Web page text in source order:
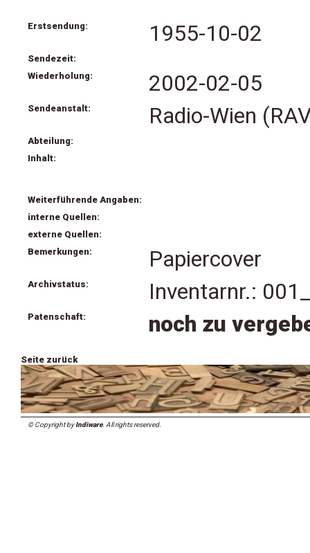
Erstsendung: 1955-10-02
Sendezeit:
Wiederholung:
2002-02-05
Sendeanstalt: Radio-Wien
Abteilung:
Inhalt:
Weiterführende Angaben:
interne Quellen:
externe Quellen:
Bemerkungen:
Papiercover
Archivstatus: Inventarnr.:
Patenschaft: noch zu
Seite zurück
© Copyright byIndiware. All rights reserved.